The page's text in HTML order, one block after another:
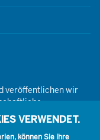
veröffentlichen wir
der Neutralität,
und der
VERWENDET.
können Sie ihre